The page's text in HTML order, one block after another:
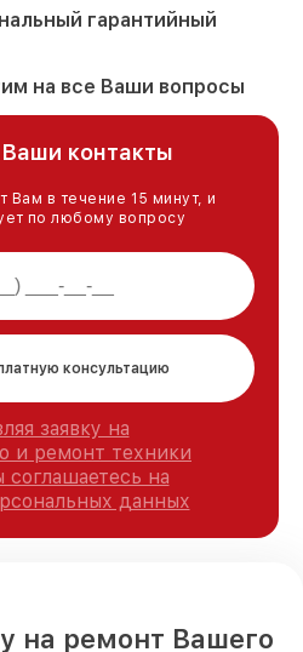
гарантийный
на все Ваши вопросы
контакты
Вам в течение 15 минут, и
по любому вопросу
консультацию
заявку на
и ремонт техники
соглашаетесь на
данных
на ремонт Вашего